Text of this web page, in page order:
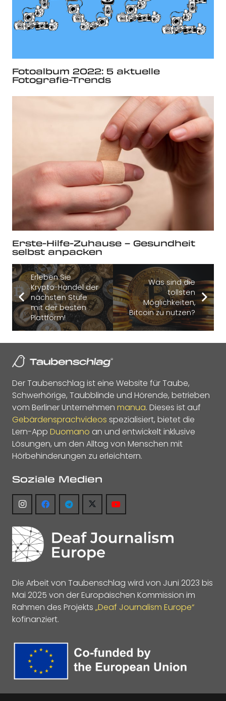
Fotoalbum 2022: 5 aktuelle
Fotografie-Trends
Erste-Hilfe-Zuhause – Gesundheit
selbst anpacken
Erleben Sie
Krypto-Handel der
nächsten Stufe
mit der besten
Plattform!
Was sind die
tollsten
Möglichkeiten,
Bitcoin zu nutzen?
Der Taubenschlag ist eine Website für Taube,
Schwerhörige, Taubblinde und Hörende, betrieben
vom Berliner Unternehmen manua. Dieses ist auf
Gebärdensprachvideos spezialisiert, bietet die
Lern-App Duomano an und entwickelt inklusive
Lösungen, um den Alltag von Menschen mit
Hörbehinderungen zu erleichtern.
Soziale Medien
Die Arbeit von Taubenschlag wird von Juni 2023 bis
Mai 2025 von der Europäischen Kommission im
Rahmen des Projekts „Deaf Journalism Europe“
kofinanziert.